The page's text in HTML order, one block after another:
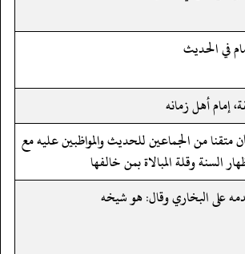
في الحديث
إمام أهل زمانه
متقنا من الجماعين للحديث والمواظبين عليه مع
السنة وقلة المبالاة بمن خالفها
على البخاري وقال: هو شيخه